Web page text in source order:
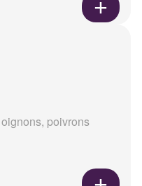
poivrons